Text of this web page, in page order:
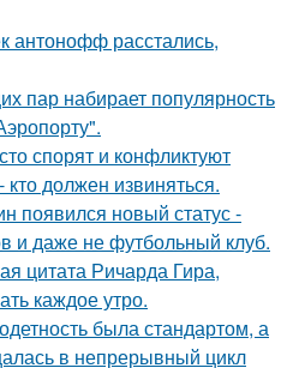
антонофф расстались,
пар набирает популярность
спорят и конфликтуют
кто должен извиняться.
появился новый статус -
и даже не футбольный клуб.
цитата Ричарда Гира,
каждое утро.
была стандартом, а
в непрерывный цикл